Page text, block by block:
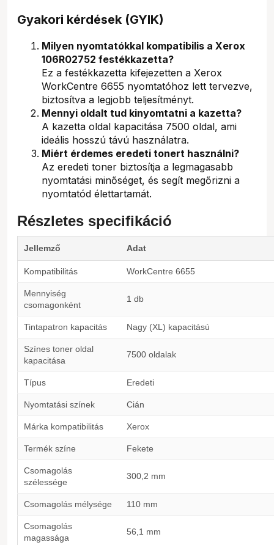
Gyakori kérdések (GYIK)
Milyen nyomtatókkal kompatibilis a Xerox
106R02752 festékkazetta?
Ez a festékkazetta kifejezetten a Xerox
WorkCentre 6655 nyomtatóhoz lett tervezve,
biztosítva a legjobb teljesítményt.
Mennyi oldalt tud kinyomtatni a kazetta?
A kazetta oldal kapacitása 7500 oldal, ami
ideális hosszú távú használatra.
Miért érdemes eredeti tonert használni?
Az eredeti toner biztosítja a legmagasabb
nyomtatási minőséget, és segít megőrizni a
nyomtatód élettartamát.
Részletes specifikáció
Jellemző Adat
Kompatibilitás WorkCentre 6655
Mennyiség
csomagonként
1 db
Tintapatron kapacitás Nagy (XL) kapacitású
Színes toner oldal
kapacitása
7500 oldalak
Típus Eredeti
Nyomtatási színek Cián
Márka kompatibilitás Xerox
Termék színe Fekete
Csomagolás
szélessége
300,2 mm
Csomagolás mélysége 110 mm
Csomagolás
magassága
56,1 mm